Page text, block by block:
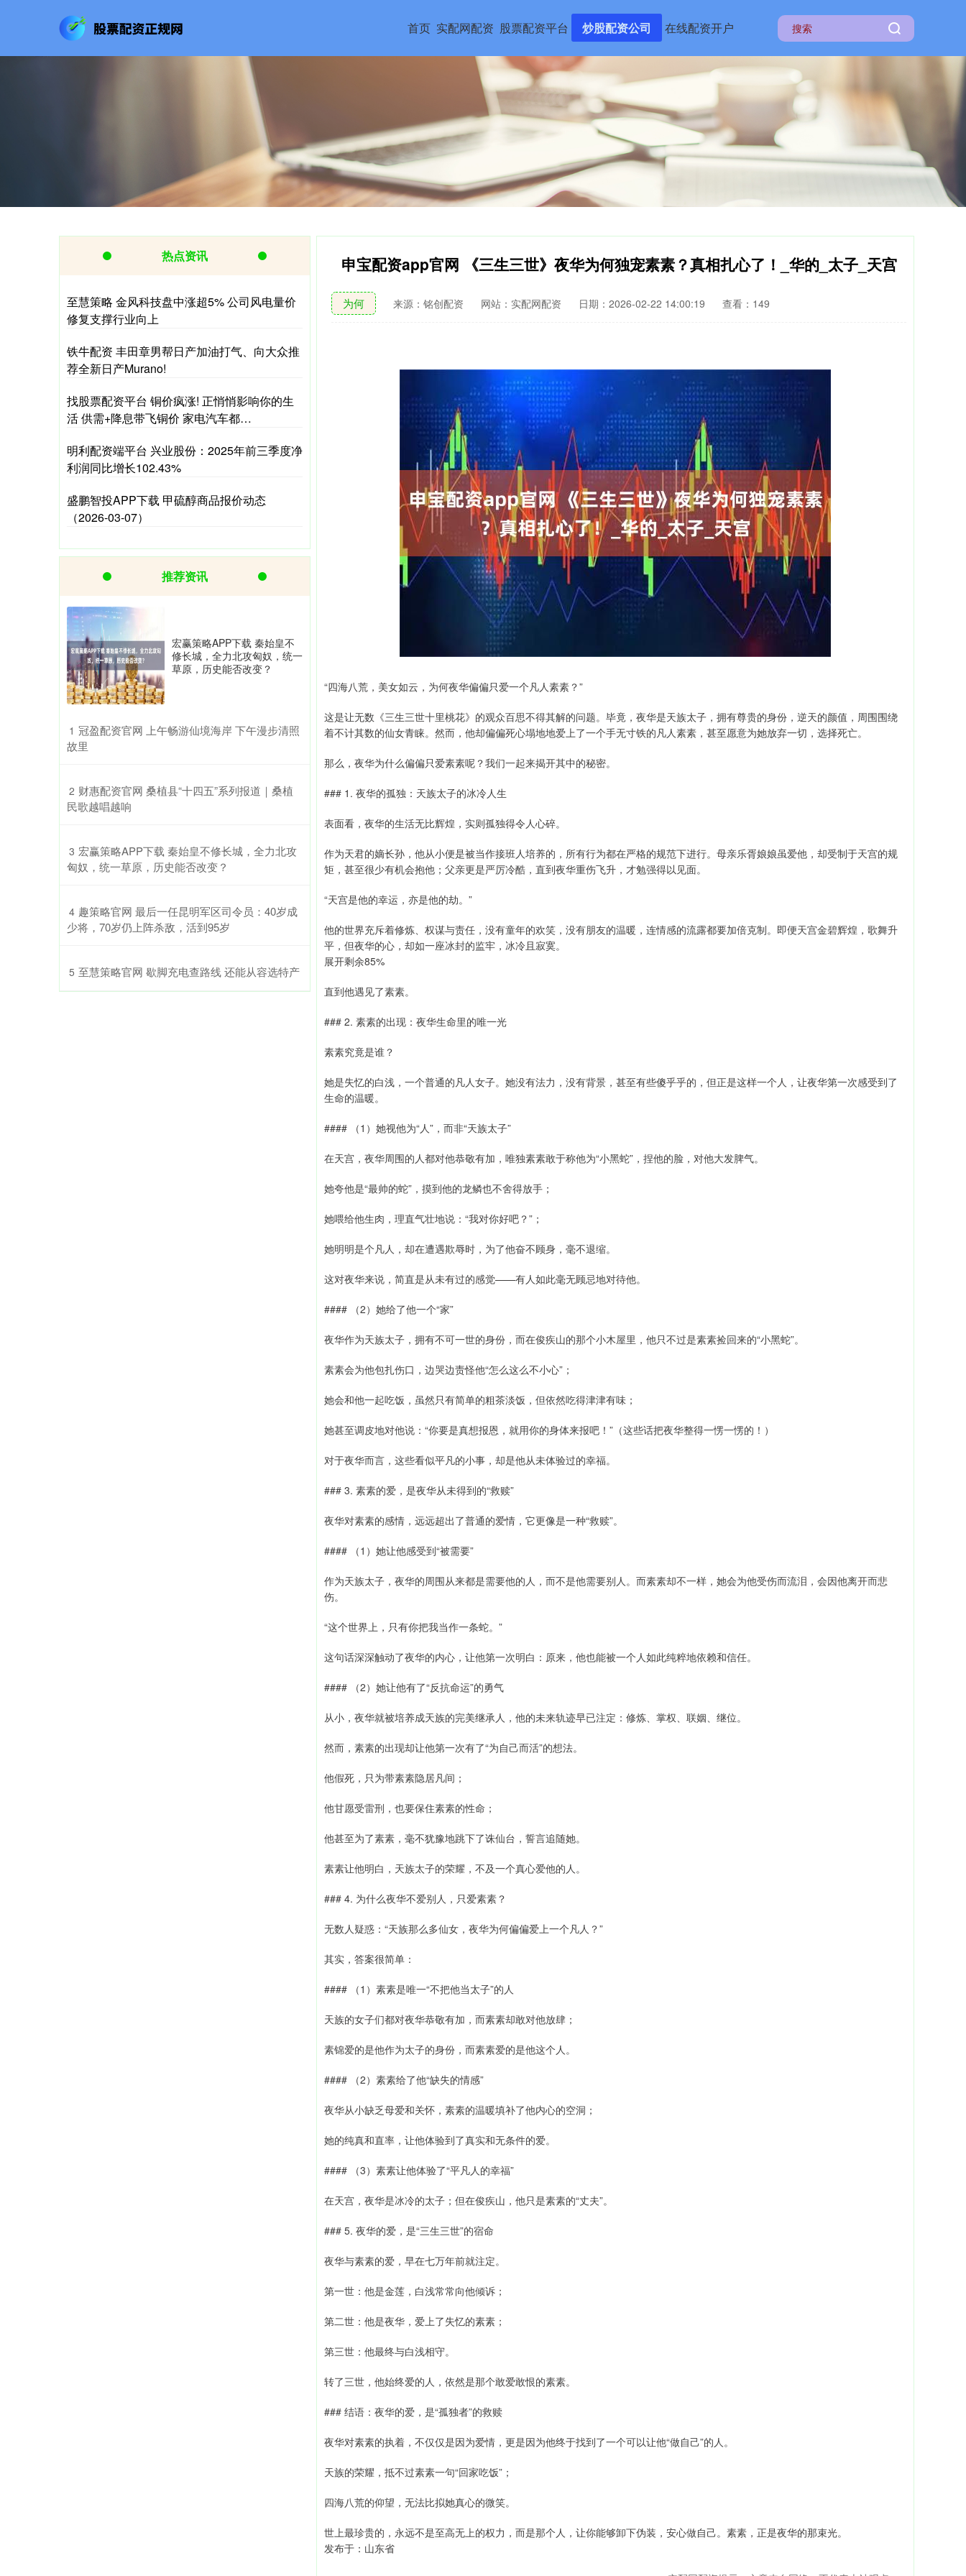
首页 实配网配资 股票配资平台 炒股配资公司 在线配资开户
申宝配资app官网 《三生三世》夜华为何独宠素素？真相扎心了！_华的_太子_天宫
为何 来源：铭创配资 网站：实配网配资 日期：2026-02-22 14:00:19 查看：149
“四海八荒，美女如云，为何夜华偏偏只爱一个凡人素素？”
这是让无数《三生三世十里桃花》的观众百思不得其解的问题。毕竟，夜华是天族太子，拥有尊贵的身份，逆天的颜值，周围围绕
着不计其数的仙女青睐。然而，他却偏偏死心塌地地爱上了一个手无寸铁的凡人素素，甚至愿意为她放弃一切，选择死亡。
那么，夜华为什么偏偏只爱素素呢？我们一起来揭开其中的秘密。
### 1. 夜华的孤独：天族太子的冰冷人生
表面看，夜华的生活无比辉煌，实则孤独得令人心碎。
作为天君的嫡长孙，他从小便是被当作接班人培养的，所有行为都在严格的规范下进行。母亲乐胥娘娘虽爱他，却受制于天宫的规
矩，甚至很少有机会抱他；父亲更是严厉冷酷，直到夜华重伤飞升，才勉强得以见面。
“天宫是他的幸运，亦是他的劫。”
他的世界充斥着修炼、权谋与责任，没有童年的欢笑，没有朋友的温暖，连情感的流露都要加倍克制。即便天宫金碧辉煌，歌舞升
平，但夜华的心，却如一座冰封的监牢，冰冷且寂寞。
展开剩余85%
直到他遇见了素素。
### 2. 素素的出现：夜华生命里的唯一光
素素究竟是谁？
她是失忆的白浅，一个普通的凡人女子。她没有法力，没有背景，甚至有些傻乎乎的，但正是这样一个人，让夜华第一次感受到了
生命的温暖。
#### （1）她视他为“人”，而非“天族太子”
在天宫，夜华周围的人都对他恭敬有加，唯独素素敢于称他为“小黑蛇”，捏他的脸，对他大发脾气。
她夸他是“最帅的蛇”，摸到他的龙鳞也不舍得放手；
她喂给他生肉，理直气壮地说：“我对你好吧？”；
她明明是个凡人，却在遭遇欺辱时，为了他奋不顾身，毫不退缩。
这对夜华来说，简直是从未有过的感觉——有人如此毫无顾忌地对待他。
#### （2）她给了他一个“家”
夜华作为天族太子，拥有不可一世的身份，而在俊疾山的那个小木屋里，他只不过是素素捡回来的“小黑蛇”。
素素会为他包扎伤口，边哭边责怪他“怎么这么不小心”；
她会和他一起吃饭，虽然只有简单的粗茶淡饭，但依然吃得津津有味；
她甚至调皮地对他说：“你要是真想报恩，就用你的身体来报吧！”（这些话把夜华整得一愣一愣的！）
对于夜华而言，这些看似平凡的小事，却是他从未体验过的幸福。
### 3. 素素的爱，是夜华从未得到的“救赎”
夜华对素素的感情，远远超出了普通的爱情，它更像是一种“救赎”。
#### （1）她让他感受到“被需要”
作为天族太子，夜华的周围从来都是需要他的人，而不是他需要别人。而素素却不一样，她会为他受伤而流泪，会因他离开而悲
伤。
“这个世界上，只有你把我当作一条蛇。”
这句话深深触动了夜华的内心，让他第一次明白：原来，他也能被一个人如此纯粹地依赖和信任。
#### （2）她让他有了“反抗命运”的勇气
从小，夜华就被培养成天族的完美继承人，他的未来轨迹早已注定：修炼、掌权、联姻、继位。
然而，素素的出现却让他第一次有了“为自己而活”的想法。
他假死，只为带素素隐居凡间；
他甘愿受雷刑，也要保住素素的性命；
他甚至为了素素，毫不犹豫地跳下了诛仙台，誓言追随她。
素素让他明白，天族太子的荣耀，不及一个真心爱他的人。
### 4. 为什么夜华不爱别人，只爱素素？
无数人疑惑：“天族那么多仙女，夜华为何偏偏爱上一个凡人？”
其实，答案很简单：
#### （1）素素是唯一“不把他当太子”的人
天族的女子们都对夜华恭敬有加，而素素却敢对他放肆；
素锦爱的是他作为太子的身份，而素素爱的是他这个人。
#### （2）素素给了他“缺失的情感”
夜华从小缺乏母爱和关怀，素素的温暖填补了他内心的空洞；
她的纯真和直率，让他体验到了真实和无条件的爱。
#### （3）素素让他体验了“平凡人的幸福”
在天宫，夜华是冰冷的太子；但在俊疾山，他只是素素的“丈夫”。
### 5. 夜华的爱，是“三生三世”的宿命
夜华与素素的爱，早在七万年前就注定。
第一世：他是金莲，白浅常常向他倾诉；
第二世：他是夜华，爱上了失忆的素素；
第三世：他最终与白浅相守。
转了三世，他始终爱的人，依然是那个敢爱敢恨的素素。
### 结语：夜华的爱，是“孤独者”的救赎
夜华对素素的执着，不仅仅是因为爱情，更是因为他终于找到了一个可以让他“做自己”的人。
天族的荣耀，抵不过素素一句“回家吃饭”；
四海八荒的仰望，无法比拟她真心的微笑。
世上最珍贵的，永远不是至高无上的权力，而是那个人，让你能够卸下伪装，安心做自己。素素，正是夜华的那束光。
发布于：山东省
热点资讯
至慧策略 金风科技盘中涨超5% 公司风电量价
修复支撑行业向上
铁牛配资 丰田章男帮日产加油打气、向大众推
荐全新日产Murano!
找股票配资平台 铜价疯涨! 正悄悄影响你的生
活 供需+降息带飞铜价 家电汽车都…
明利配资端平台 兴业股份：2025年前三季度净
利润同比增长102.43%
盛鹏智投APP下载 甲硫醇商品报价动态
（2026-03-07）
推荐资讯
宏赢策略APP下载 秦始皇不
修长城，全力北攻匈奴，统一
草原，历史能否改变？
1 ​冠盈配资官网 上午畅游仙境海岸 下午漫步清照
故里
2 ​财惠配资官网 桑植县“十四五”系列报道｜桑植
民歌越唱越响
3 ​宏赢策略APP下载 秦始皇不修长城，全力北攻
匈奴，统一草原，历史能否改变？
4 ​趣策略官网 最后一任昆明军区司令员：40岁成
少将，70岁仍上阵杀敌，活到95岁
5 ​至慧策略官网 歇脚充电查路线 还能从容选特产